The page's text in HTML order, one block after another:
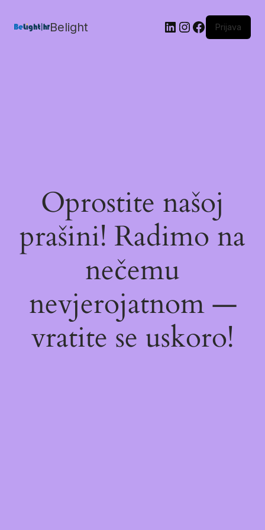
Belight Prijava
Oprostite našoj
prašini! Radimo na
nečemu
nevjerojatnom —
vratite se uskoro!